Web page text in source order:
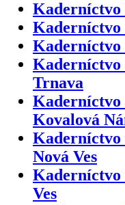
Kaderníctvo
Kaderníctvo
Kaderníctvo
Trnava
Kaderníctvo
Kovalová
Kaderníctvo
Nová Ves
Kaderníctvo
Ves